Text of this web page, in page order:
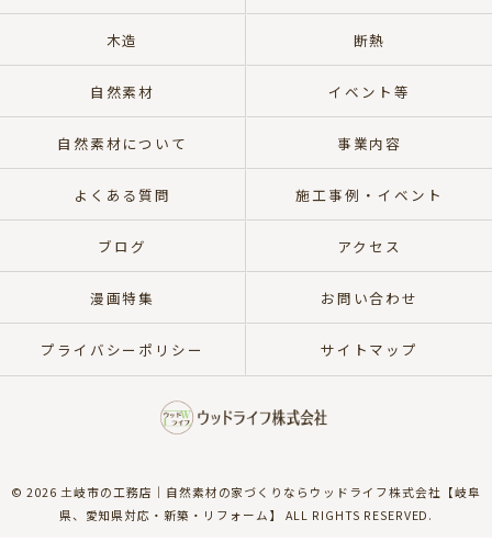
木造 断熱
自然素材 イベント等
自然素材について 事業内容
よくある質問 施工事例・イベント
ブログ アクセス
漫画特集 お問い合わせ
プライバシーポリシー サイトマップ
© 2026 土岐市の工務店｜自然素材の家づくりならウッドライフ株式会社【岐阜
県、愛知県対応・新築・リフォーム】 ALL RIGHTS RESERVED.